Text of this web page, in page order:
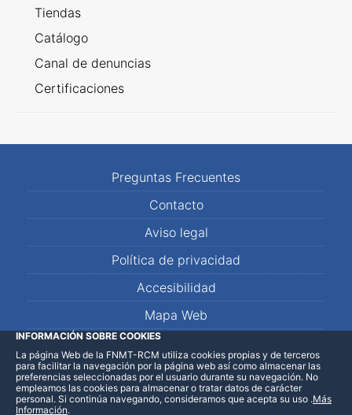
Tiendas
Catálogo
Canal de denuncias
Certificaciones
Preguntas Frecuentes
Contacto
Aviso legal
Política de privacidad
Accesibilidad
Mapa Web
LinkedInFacebookWhatsApp
INFORMACIÓN SOBRE COOKIES
La página Web de la FNMT-RCM utiliza cookies propias y de terceros
para facilitar la navegación por la página web así como almacenar las
preferencias seleccionadas por el usuario durante su navegación. No
empleamos las cookies para almacenar o tratar datos de carácter
personal. Si continúa navegando, consideramos que acepta su uso .Más
Información.